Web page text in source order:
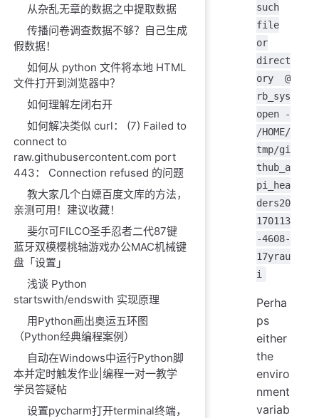
从杂乱无章的数据之中提取数据
传播问卷调查数据不够？自己生成
假数据！
如何从 python 文件将本地 HTML
文件打开到浏览器中？
如何理解左闭右开
如何解决类似 curl： (7) Failed to
connect to
raw.githubusercontent.com port
443： Connection refused 的问题
教大家几个白嫖百度文库的方法，
亲测可用！建议收藏！
斐尔可FILCO圣手忍者二代87键
蓝牙双模樱桃轴游戏办公MAC机械键
盘「设置」
浅谈 Python
startswith/endswith 实现原理
用Python画出奥运五环图
（Python经典编程案例）
自动在Windows中运行Python脚
本并定时触发作业|编程一对一教学
学员答疑帖
设置pycharm打开terminal终端，
such
file
or
direct
ory @
rb_sys
open -
/HOME/
tmp/gi
thub_a
pi_hea
ders20
170113
-4608-
17yrau
i
Perha
ps
either
the
enviro
nment
variab